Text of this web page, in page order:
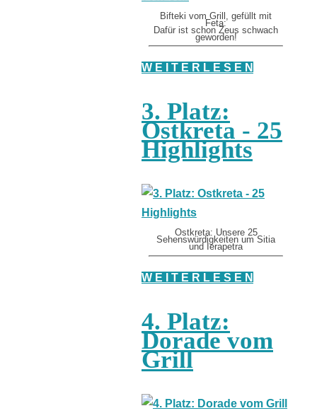
Bifteki vom Grill, gefüllt mit
Feta:
Dafür ist schon Zeus schwach
geworden!
W E I T E R L E S E N
3. Platz:
Ostkreta - 25
Highlights
Ostkreta: Unsere 25
Sehenswürdigkeiten um Sitia
und Ierapetra
W E I T E R L E S E N
4. Platz:
Dorade vom
Grill